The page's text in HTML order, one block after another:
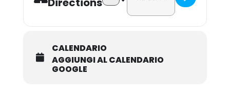
CALENDARIO
AGGIUNGI AL CALENDARIO
GOOGLE